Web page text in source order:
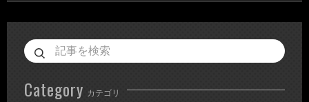
Category カテゴリ